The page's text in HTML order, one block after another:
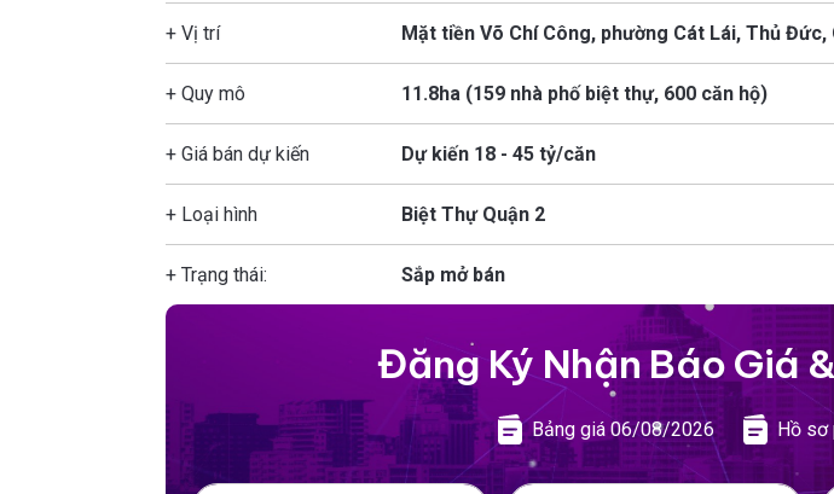
+ Vị trí Mặt tiền Võ Chí Công, phường Cát Lái, Thủ Đức,
+ Quy mô 11.8ha (159 nhà phố biệt thự, 600 căn hộ)
+ Giá bán dự kiến Dự kiến 18 - 45 tỷ/căn
+ Loại hình Biệt Thự Quận 2
+ Trạng thái: Sắp mở bán
Đăng Ký Nhận Báo Giá &
Bảng giá 06/08/2026 Hồ sơ